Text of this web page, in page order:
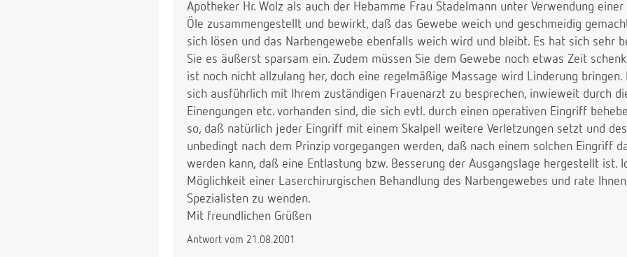
Apotheker Hr. Wolz als auch der Hebamme Frau Stadelmann unter Verwendung
Öle zusammengestellt und bewirkt, daß das Gewebe weich und geschmeidig
sich lösen und das Narbengewebe ebenfalls weich wird und bleibt. Es hat sich sehr
Sie es äußerst sparsam ein. Zudem müssen Sie dem Gewebe noch etwas Zeit
ist noch nicht allzulang her, doch eine regelmäßige Massage wird Linderung bringen.
sich ausführlich mit Ihrem zuständigen Frauenarzt zu besprechen, inwieweit durch
Einengungen etc. vorhanden sind, die sich evtl. durch einen operativen Eingriff
so, daß natürlich jeder Eingriff mit einem Skalpell weitere Verletzungen setzt und
unbedingt nach dem Prinzip vorgegangen werden, daß nach einem solchen Eingriff
werden kann, daß eine Entlastung bzw. Besserung der Ausgangslage hergestellt ist.
Möglichkeit einer Laserchirurgischen Behandlung des Narbengewebes und rate
Spezialisten zu wenden.
Mit freundlichen Grüßen
Antwort vom 21.08.2001